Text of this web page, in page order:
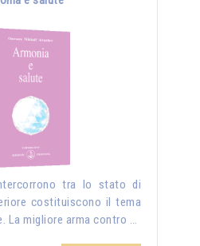
tra lo stato di
costituiscono il tema
La migliore arma contro …